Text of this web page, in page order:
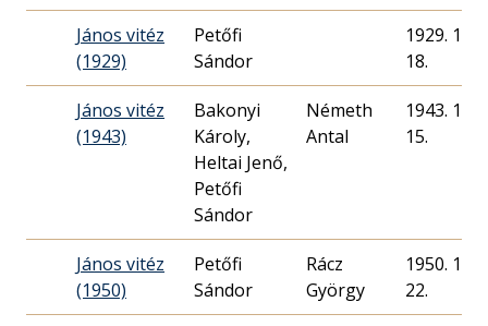
János vitéz
(1929)
Petőfi
Sándor
1929. 11.
18.
János vitéz
(1943)
Bakonyi
Károly,
Heltai Jenő,
Petőfi
Sándor
Németh
Antal
1943. 12.
15.
János vitéz
(1950)
Petőfi
Sándor
Rácz
György
1950. 10.
22.